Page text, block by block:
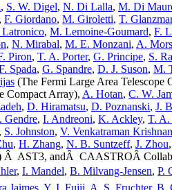
, S. W. Digel, N. Di Lalla, M. Di
, F. Giordano, M. Giroletti, T.
, M. Lemoine-Goumard, F.
, N. Mirabal, M. E. Monzani, A.
Piron, T. A. Porter, G. Principe, S.
Spada, G. Spandre, D. J. Suson, M.
(The Fermi Large Area Telescope
Compact Array), A. Hotan, C. W.
, D. Hiramatsu, D. Poznanski, J.
Gendre, I. Andreoni, K. Ackley, T. A.
S. Johnston, V. Venkatraman Krishnan
, H. Zhang, N. B. Suntzeff, J. Zhou,
Â AST3, andÂ CAASTROÂ
, I. Mandel, B. Milvang-Jensen, P.
Jaimes Y. I. Fujii A. S. Fruchter, B.